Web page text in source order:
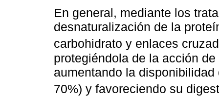
En general, mediante los
desnaturalización de la
carbohidrato y enlaces
protegiéndola de la acción
aumentando la
70%) y favoreciendo su